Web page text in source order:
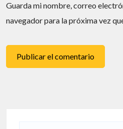
Guarda mi nombre, correo
navegador para la próxima vez